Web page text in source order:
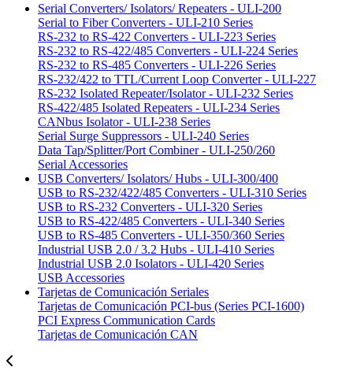
Serial Converters/ Isolators/ Repeaters - ULI-200
Serial to Fiber Converters - ULI-210 Series
RS-232 to RS-422 Converters - ULI-223 Series
RS-232 to RS-422/485 Converters - ULI-224 Series
RS-232 to RS-485 Converters - ULI-226 Series
RS-232/422 to TTL/Current Loop Converter - ULI-227
RS-232 Isolated Repeater/Isolator - ULI-232 Series
RS-422/485 Isolated Repeaters - ULI-234 Series
CANbus Isolator - ULI-238 Series
Serial Surge Suppressors - ULI-240 Series
Data Tap/Splitter/Port Combiner - ULI-250/260
Serial Accessories
USB Converters/ Isolators/ Hubs - ULI-300/400
USB to RS-232/422/485 Converters - ULI-310 Series
USB to RS-232 Converters - ULI-320 Series
USB to RS-422/485 Converters - ULI-340 Series
USB to RS-485 Converters - ULI-350/360 Series
Industrial USB 2.0 / 3.2 Hubs - ULI-410 Series
Industrial USB 2.0 Isolators - ULI-420 Series
USB Accessories
Tarjetas de Comunicación Seriales
Tarjetas de Comunicación PCI-bus (Series PCI-1600)
PCI Express Communication Cards
Tarjetas de Comunicación CAN